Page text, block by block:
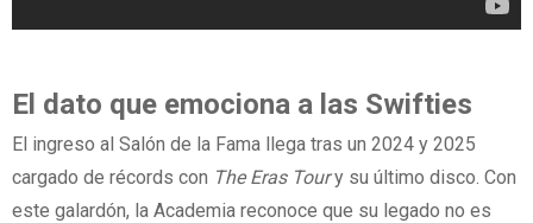
El dato que emociona a las Swifties
El ingreso al Salón de la Fama llega tras un 2024 y 2025
cargado de récords con The Eras Toury su último disco. Con
este galardón, la Academia reconoce que su legado no es